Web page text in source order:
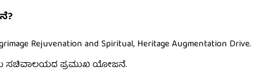
Rejuvenation and Spiritual, Heritage Augmentation Drive.
ಸಚಿವಾಲಯದ ಪ್ರಮುಖ ಯೋಜನೆ.